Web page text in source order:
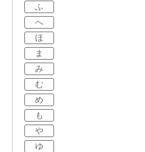
ふ
へ
ほ
ま
み
む
め
も
や
ゆ